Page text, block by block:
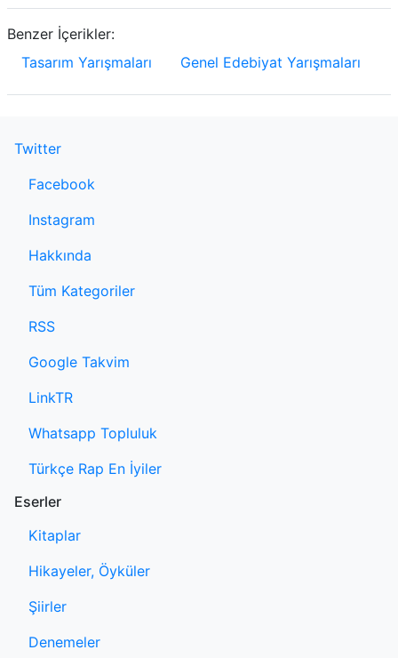
Benzer İçerikler:
Tasarım Yarışmaları
Genel Edebiyat Yarışmaları
Twitter
Facebook
Instagram
Hakkında
Tüm Kategoriler
RSS
Google Takvim
LinkTR
Whatsapp Topluluk
Türkçe Rap En İyiler
Eserler
Kitaplar
Hikayeler, Öyküler
Şiirler
Denemeler